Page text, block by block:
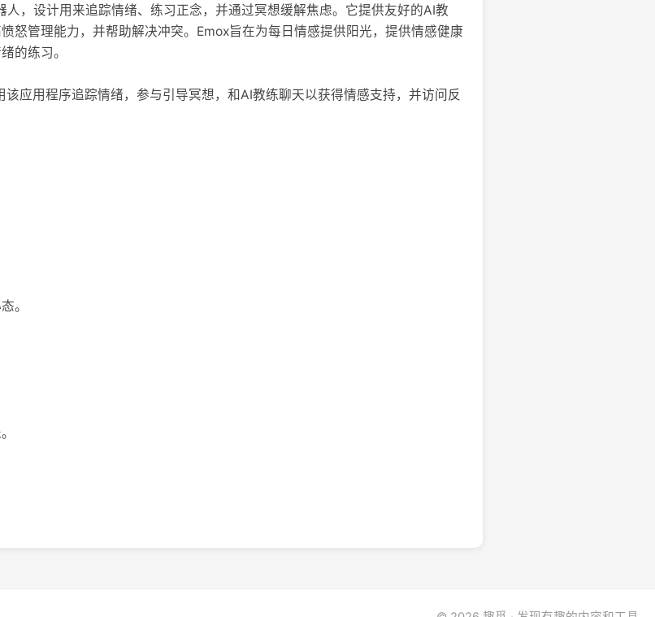
，设计用来追踪情绪、练习正念，并通过冥想缓解焦虑。它提供友好的AI教
怒管理能力，并帮助解决冲突。Emox旨在为每日情感提供阳光，提供情感健康
的练习。
应用程序追踪情绪，参与引导冥想，和AI教练聊天以获得情感支持，并访问反
。